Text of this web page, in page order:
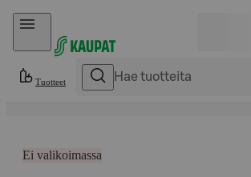
Hyppää sisältöön
Tuotteet
Ei valikoimassa